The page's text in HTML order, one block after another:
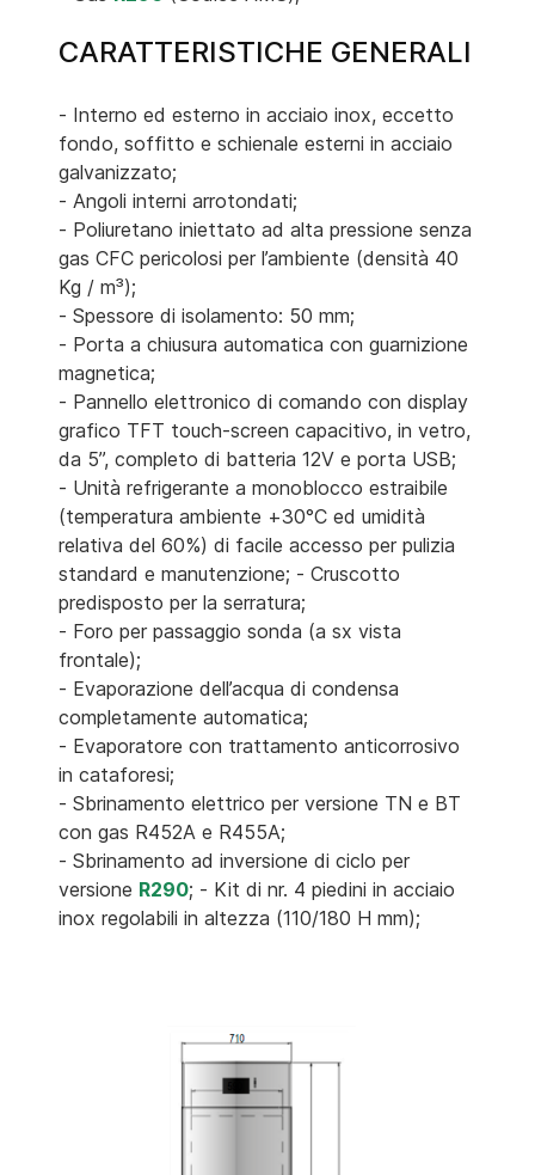
CARATTERISTICHE GENERALI
- Interno ed esterno in acciaio inox, eccetto
fondo, soffitto e schienale esterni in acciaio
galvanizzato;
- Angoli interni arrotondati;
- Poliuretano iniettato ad alta pressione senza
gas CFC pericolosi per l’ambiente (densità 40
Kg / m³);
- Spessore di isolamento: 50 mm;
- Porta a chiusura automatica con guarnizione
magnetica;
- Pannello elettronico di comando con display
grafico TFT touch-screen capacitivo, in vetro,
da 5”, completo di batteria 12V e porta USB;
- Unità refrigerante a monoblocco estraibile
(temperatura ambiente +30°C ed umidità
relativa del 60%) di facile accesso per pulizia
standard e manutenzione; - Cruscotto
predisposto per la serratura;
- Foro per passaggio sonda (a sx vista
frontale);
- Evaporazione dell’acqua di condensa
completamente automatica;
- Evaporatore con trattamento anticorrosivo
in cataforesi;
- Sbrinamento elettrico per versione TN e BT
con gas R452A e R455A;
- Sbrinamento ad inversione di ciclo per
versione R290; - Kit di nr. 4 piedini in acciaio
inox regolabili in altezza (110/180 H mm);